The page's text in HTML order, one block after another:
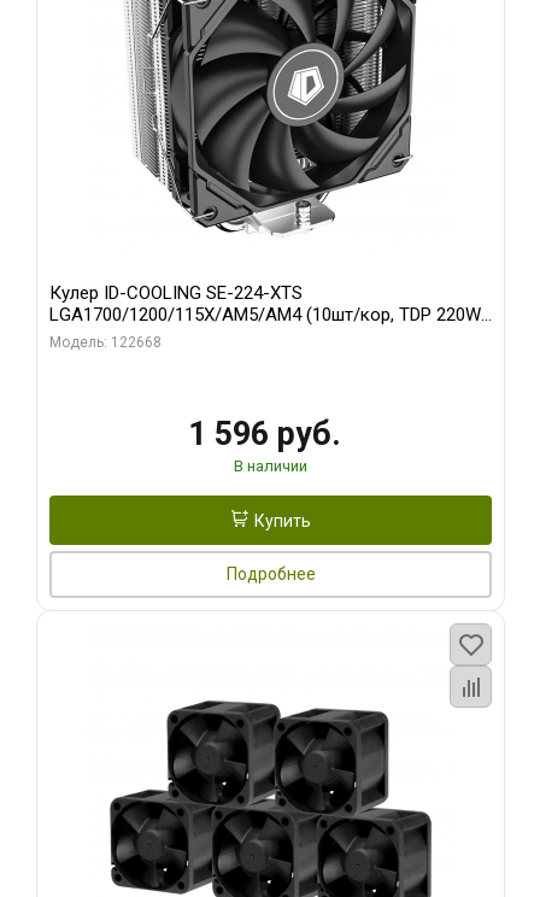
Кулер ID-COOLING SE-224-XTS
LGA1700/1200/115X/AM5/AM4 (10шт/кор, TDP 220W,
PWM, 4 тепл.трубки прямого контакта, FAN 120mm)
Модель: 122668
1 596 руб.
В наличии
Купить
Подробнее